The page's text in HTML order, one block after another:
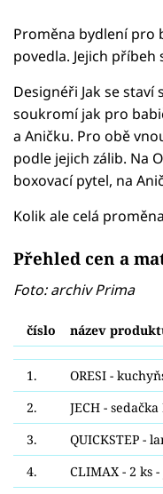
Proměna bydlení pro
povedla. Jejich
Designéři Jak se
soukromí jak pro
a Aničku. Pro obě
podle jejich zálib. Na
boxovací pytel, na
Kolik ale celá
Přehled cen a
Foto: archiv Prima
číslo název
1. ORESI -
2.
JECH -
3.
QUICKSTEP -
4.
CLIMAX - 2 ks